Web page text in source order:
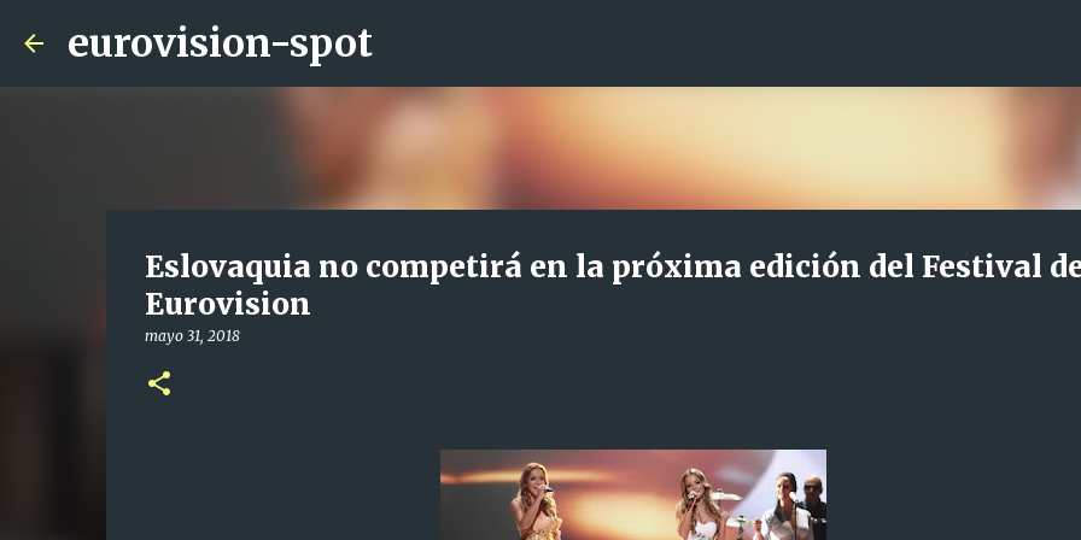
eurovision-spot
Eslovaquia no competirá en la próxima edición del Festival
Eurovision
mayo 31, 2018